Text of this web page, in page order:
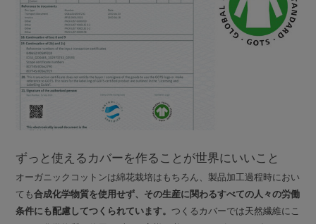
ずっと使えるカバーを作ることが世界にいいこと
オーガニックコットンは綿花栽培はもちろん、製品加工過程時におい
ても合成化学物質を使用せず、その生産に関わるすべての人々の労働
条件にも配慮してつくられています。 つくるカバーでは天然繊維にこ